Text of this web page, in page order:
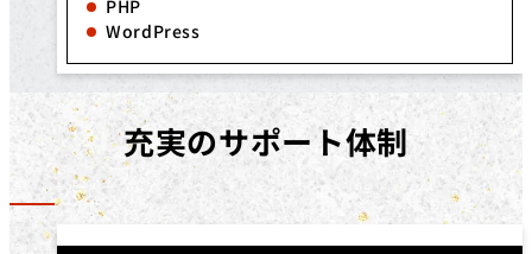
PHP
WordPress
充実のサポート体制